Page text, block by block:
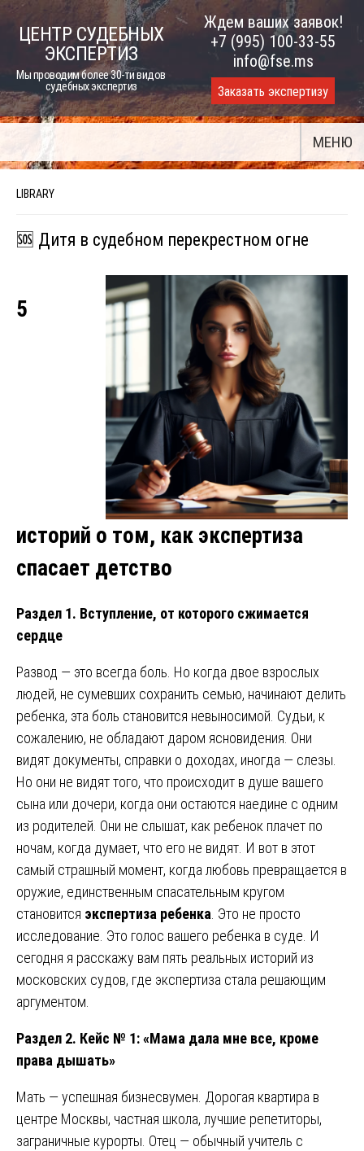
Skip
ЦЕНТР СУДЕБНЫХ
ЭКСПЕРТИЗ
Мы проводим более 30-ти видов
судебных экспертиз
Ждем ваших заявок!
+7 (995) 100-33-55
info@fse.ms
Заказать экспертизу
МЕНЮ
LIBRARY
🆘 Дитя в судебном перекрестном огне
5
историй о том, как экспертиза
спасает детство
Раздел 1. Вступление, от которого сжимается
сердце
Развод — это всегда боль. Но когда двое взрослых
людей, не сумевших сохранить семью, начинают делить
ребенка, эта боль становится невыносимой. Судьи, к
сожалению, не обладают даром ясновидения. Они
видят документы, справки о доходах, иногда — слезы.
Но они не видят того, что происходит в душе вашего
сына или дочери, когда они остаются наедине с одним
из родителей. Они не слышат, как ребенок плачет по
ночам, когда думает, что его не видят. И вот в этот
самый страшный момент, когда любовь превращается в
оружие, единственным спасательным кругом
становится экспертиза ребенка. Это не просто
исследование. Это голос вашего ребенка в суде. И
сегодня я расскажу вам пять реальных историй из
московских судов, где экспертиза стала решающим
аргументом.
Раздел 2. Кейс № 1: «Мама дала мне все, кроме
права дышать»
Мать — успешная бизнесвумен. Дорогая квартира в
центре Москвы, частная школа, лучшие репетиторы,
заграничные курорты. Отец — обычный учитель с